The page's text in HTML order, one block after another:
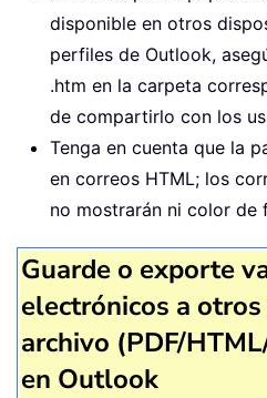
disponible en otros
perfiles de Outlook,
.htm en la carpeta
de compartirlo con los
Tenga en cuenta que la
en correos HTML; los
no mostrarán ni color de
Guarde o exporte
electrónicos a
archivo (PDF/
en Outlook